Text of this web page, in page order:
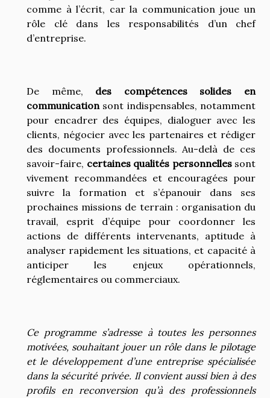
comme à l’écrit, car la communication joue un
rôle clé dans les responsabilités d’un chef
d’entreprise.
De même, des compétences solides en
communicationsont indispensables, notamment
pour encadrer des équipes, dialoguer avec les
clients, négocier avec les partenaires et rédiger
des documents professionnels. Au-delà de ces
savoir-faire, certaines qualités personnelles sont
vivement recommandées et encouragées pour
suivre la formation et s’épanouir dans ses
prochaines missions de terrain : organisation du
travail, esprit d’équipe pour coordonner les
actions de différents intervenants, aptitude à
analyser rapidement les situations, et capacité à
anticiper les enjeux opérationnels,
réglementaires ou commerciaux.
Ce programme s’adresse à toutes les personnes
motivées, souhaitant jouer un rôle dans le pilotage
et le développement d’une entreprise spécialisée
dans la sécurité privée. Il convient aussi bien à des
profils en reconversion qu’à des professionnels